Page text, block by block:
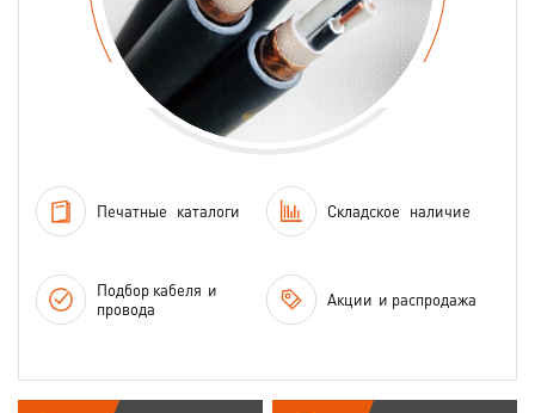
Печатные каталоги Складское наличие
Подбор кабеля и
провода
Акции и распродажа